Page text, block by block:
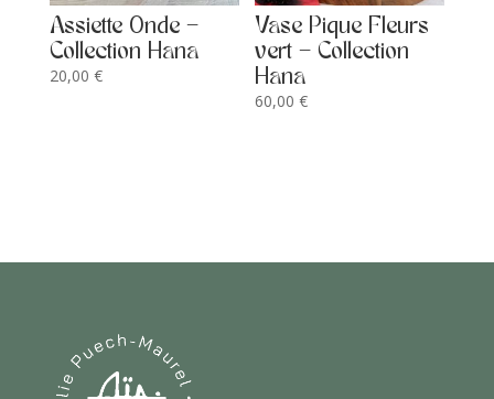
Assiette Onde –
Collection Hana
20,00 €
Vase Pique Fleurs
vert – Collection
Hana
60,00€